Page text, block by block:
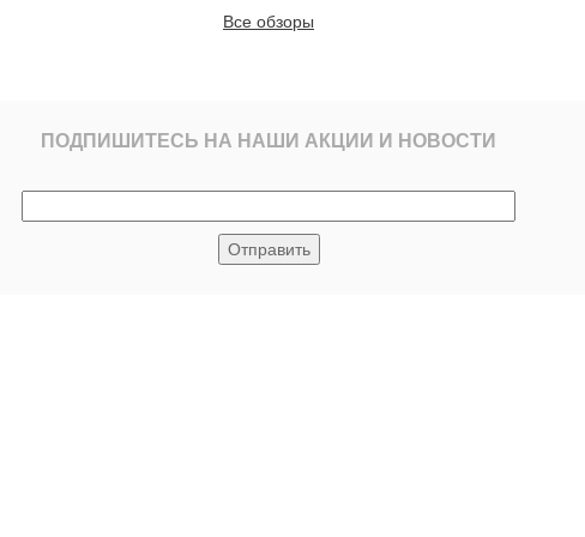
Все обзоры
ПОДПИШИТЕСЬ НА НАШИ АКЦИИ И НОВОСТИ